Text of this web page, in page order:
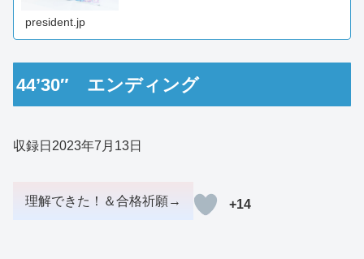
president.jp
44’30″ エンディング
収録日2023年7月13日
+14